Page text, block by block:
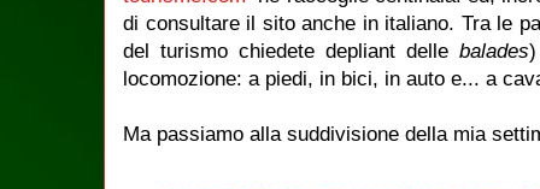
di consultare il sito anche in italiano. Tra le
del turismo chiedete depliant dellebalades
locomozione: a piedi, in bici, in auto e... a
Ma passiamo alla suddivisione della mia